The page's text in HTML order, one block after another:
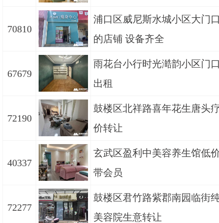
70810
浦口区威尼斯水城小区大门
的店铺 设备齐全
67679
雨花台小行时光澔韵小区门
出租
72190
鼓楼区北祥路喜年花生唐头
价转让
40337
玄武区盈利中美容养生馆低
带会员
72277
鼓楼区君竹路紫郡南园临街
美容院生意转让